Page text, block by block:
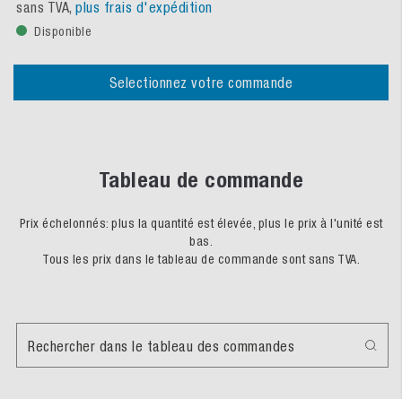
sans TVA, plus frais d'expédition
Disponible
Selectionnez votre commande
Tableau de commande
Prix échelonnés: plus la quantité est élevée, plus le prix à l'unité est
bas.
Tous les prix dans le tableau de commande sont sans TVA.
Rechercher dans le tableau des commandes